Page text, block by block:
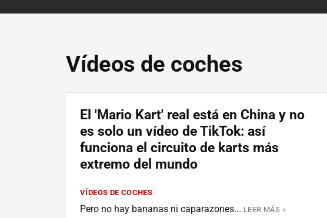
Vídeos de coches
El 'Mario Kart' real está en China y no
es solo un vídeo de TikTok: así
funciona el circuito de karts más
extremo del mundo
VÍDEOS DE COCHES
Pero no hay bananas ni caparazones... LEER MÁS »